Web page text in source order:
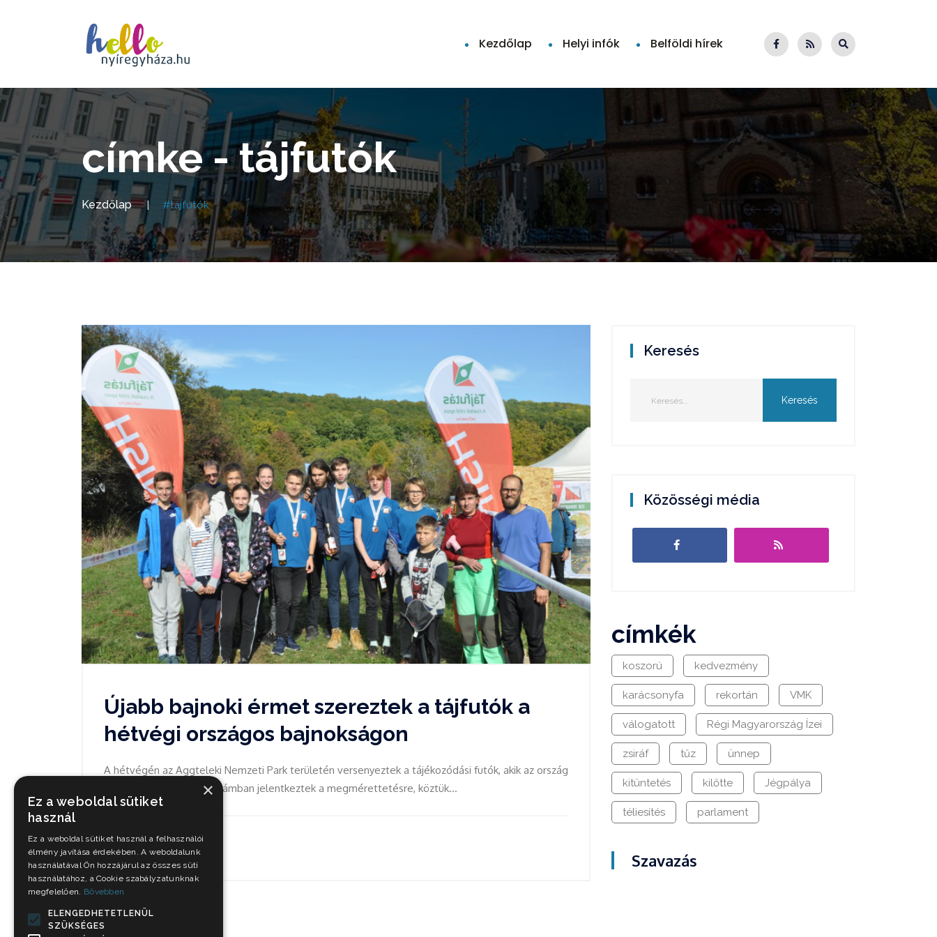
Kezdőlap Helyi infók Belföldi hírek
címke - tájfutók
Kezdőlap #tájfutók
Újabb bajnoki érmet szereztek a tájfutók a
hétvégi országos bajnokságon
A hétvégén az Aggteleki Nemzeti Park területén versenyeztek a tájékozódási futók, akik az ország
számos pontjáról szép számban jelentkeztek a megmérettetésre, köztük...
Okt 12, 2021
Keresés
Közösségi média
címkék
koszorú kedvezmény
karácsonyfa rekortán VMK
válogatott Régi Magyarország Ízei
zsiráf tűz ünnep
kitüntetés kilőtte Jégpálya
téliesítés parlament
Szavazás
×
Ez a weboldal sütiket
használ
Ez a weboldal sütiket használ a felhasználói
élmény javítása érdekében. A weboldalunk
használatával Ön hozzájárul az összes süti
használatához, a Cookie szabályzatunknak
megfelelően. Bővebben
ELENGEDHETETLENÜL
SZÜKSÉGES